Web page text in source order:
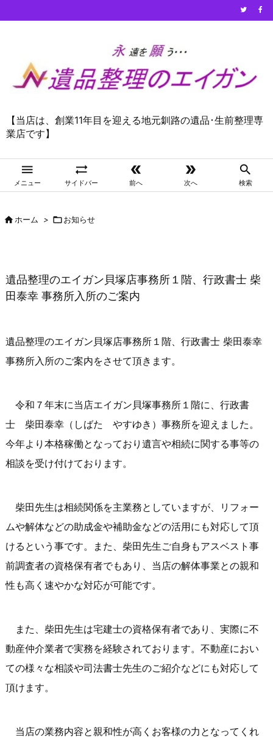
【当店は、創業11年目を迎える地元釧路の遺品･生前整理専
業店です】

メニュー

サイドバー

前へ

次へ

検索
ホーム > お知らせ
遺品整理のエイガン貝塚店事務所１階、行政書士 柴
田泰幸 事務所入所のご案内
遺品整理のエイガン貝塚店事務所１階、行政書士 柴田泰幸
事務所入所のご案内をさせて頂きます。
令和７年末に当店エイガン貝塚事務所１階に、行政書
士 柴田泰幸（しばた やすゆき）事務所を迎えました。
今年より本格稼働となっており遺言や相続に関する事等の
相談を受け付けております。
柴田先生は相続関係を主業務としていますが、リフォー
ムや解体などの助成金や補助金などの活用にも対応して頂
けるという事です。また、柴田先生ご自身もアスベスト事
前調査者の資格保有者でもあり、当店の解体事業との親和
性も高く速やかな対応が可能です。
また、柴田先生は宅建士の資格保有者であり、実際に不
動産仲介業者で実務を経験されております。不動産におい
ての様々な相談や司法書士先生のご紹介などにも対応して
頂けます。
当店の業務内容と親和性が高くお客様の力となってくれ